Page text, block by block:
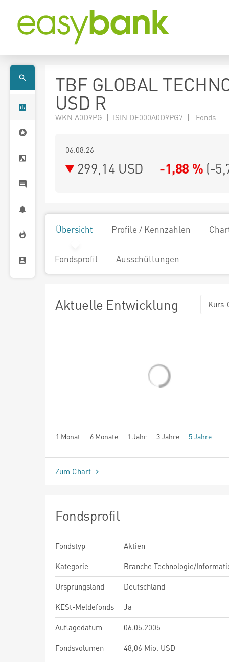
TBF GLOBAL
USD R
WKN A0D9PG | ISIN DE000A0D9PG7 | Fonds
06.08.26
299,14 USD -1,88 % (-
Übersicht Profile / Kennzahlen
Fondsprofil Ausschüttungen
Aktuelle Entwicklung Kurs-
1 Monat 6 Monate 1 Jahr 3 Jahre 5 Jahre
seit Beginn
Zum Chart
Fondsprofil
Fondstyp
Aktien
Kategorie
Branche Technologie/
Ursprungsland
Deutschland
KESt-Meldefonds
Ja
Auflagedatum
06.05.2005
Fondsvolumen
48,06 Mio. USD